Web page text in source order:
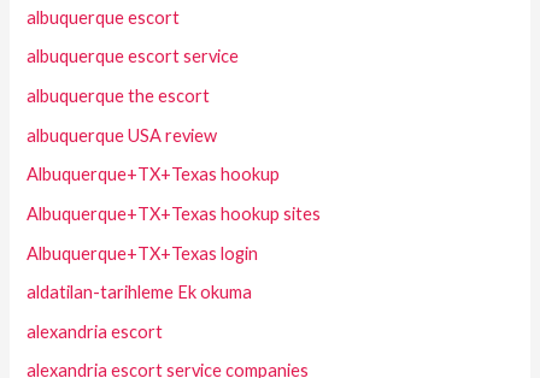
albuquerque escort
albuquerque escort service
albuquerque the escort
albuquerque USA review
Albuquerque+TX+Texas hookup
Albuquerque+TX+Texas hookup sites
Albuquerque+TX+Texas login
aldatilan-tarihleme Ek okuma
alexandria escort
alexandria escort service companies